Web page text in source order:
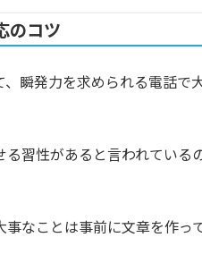
のコツ
瞬発力を求められる電話で
習性があると言われている
なことは事前に文章を作